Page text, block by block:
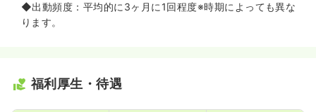
◆出動頻度：平均的に3ヶ月に1回程度※時期によっても異な
ります。
福利厚生・待遇